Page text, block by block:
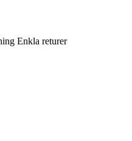
Enkla returer